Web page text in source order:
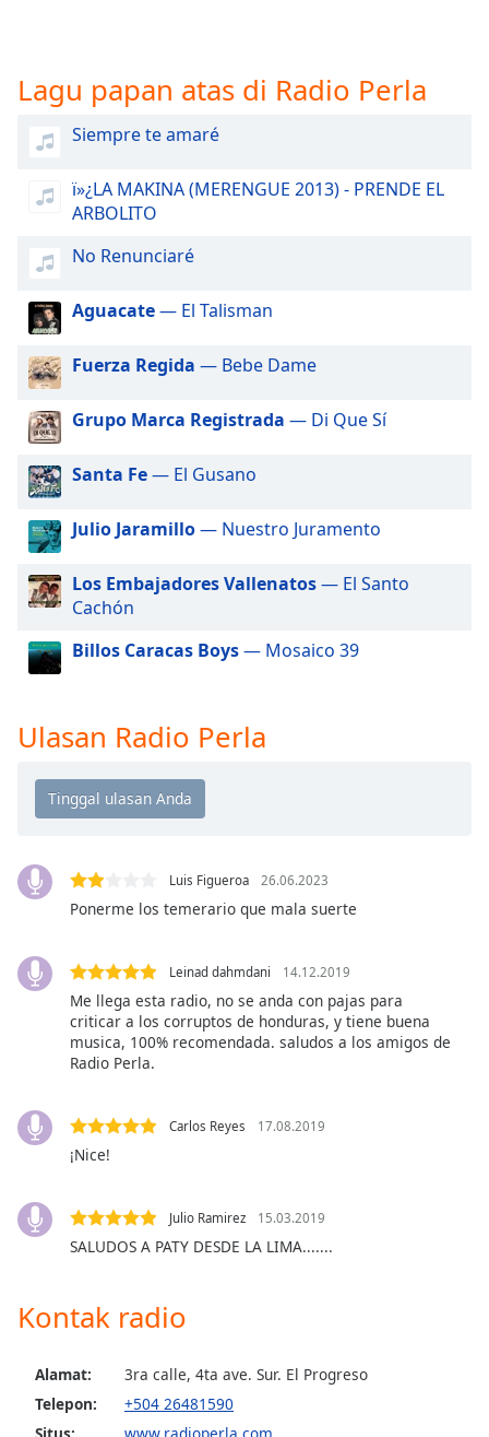
off,
selected
Audio
Fullscreen
This
modal
window.
Beginning
dialog
window.
Escape
cancel
and
Text
Opacity
Text
Background
Opacity
Background
Color
Edge
Style
Lagu papan atas di Radio Perla
Siempre te amaré
ï»¿LA MAKINA (MERENGUE 2013) - PRENDE EL
ARBOLITO
No Renunciaré
Aguacate— El Talisman
Fuerza Regida — Bebe Dame
Grupo Marca Registrada — Di Que Sí
Santa Fe— El Gusano
Julio Jaramillo— Nuestro Juramento
Los Embajadores Vallenatos— El Santo
Cachón
Billos Caracas Boys— Mosaico 39
Ulasan Radio Perla
Luis Figueroa 26.06.2023
Ponerme los temerario que mala suerte
Leinad dahmdani 14.12.2019
Me llega esta radio, no se anda con pajas para
criticar a los corruptos de honduras, y tiene buena
musica, 100% recomendada. saludos a los amigos de
Radio Perla.
Carlos Reyes 17.08.2019
¡Nice!
Julio Ramirez 15.03.2019
SALUDOS A PATY DESDE LA LIMA.......
Kontak radio
Alamat:
3ra calle, 4ta ave. Sur. El Progreso
Telepon:
+504 26481590